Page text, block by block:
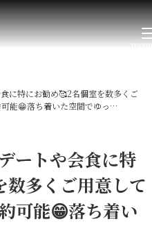
に特にお勧め🥰2名個室を数多くご
能😁落ち着いた空間でゆっ…
ートや会食に特
数多くご用意して
可能😁落ち着い